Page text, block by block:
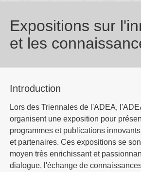
Expositions sur
et les
Introduction
Lors des Triennales de l'ADEA,
organisent une exposition pour
programmes et publications
et partenaires. Ces expositions se
moyen très enrichissant et
dialogue, l'échange de